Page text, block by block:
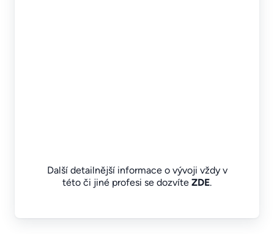
Další detailnější informace o vývoji vždy v
této či jiné profesi se dozvíte ZDE.